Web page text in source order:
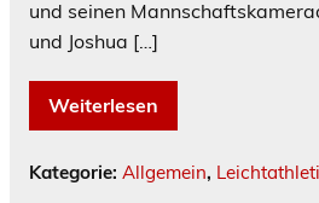
und seinen
und Joshua […]
Weiterlesen
Kategorie: Allgemein,